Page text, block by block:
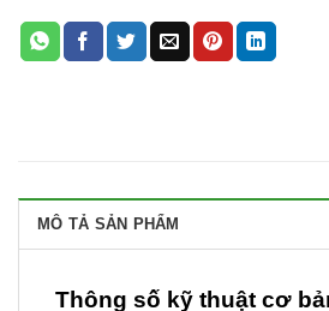
MÔ TẢ SẢN PHẨM
Thông số kỹ thuật cơ